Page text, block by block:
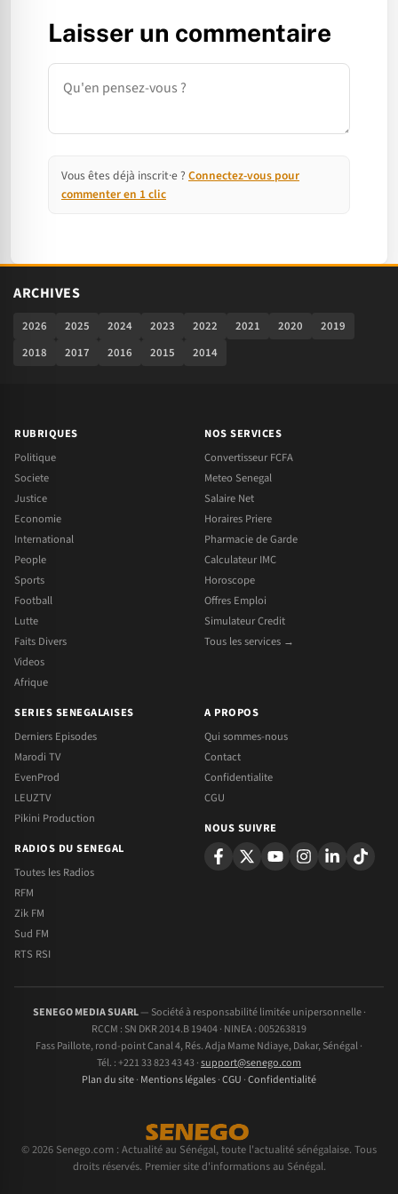
Laisser un commentaire
Commentaire
Vous êtes déjà inscrit·e ? Connectez-vous pour
commenter en 1 clic
ARCHIVES
2026 2025 2024 2023 2022 2021 2020
2019
2018
2017 2016 2015 2014
RUBRIQUES
Politique
Societe
Justice
Economie
International
People
Sports
Football
Lutte
Faits Divers
Videos
Afrique
NOS SERVICES
Convertisseur FCFA
Meteo Senegal
Salaire Net
Horaires Priere
Pharmacie de Garde
Calculateur IMC
Horoscope
Offres Emploi
Simulateur Credit
Tous les services →
SERIES SENEGALAISES
Derniers Episodes
Marodi TV
EvenProd
LEUZTV
Pikini Production
RADIOS DU SENEGAL
Toutes les Radios
RFM
Zik FM
Sud FM
RTS RSI
A PROPOS
Qui sommes-nous
Contact
Confidentialite
CGU
NOUS SUIVRE
SENEGO MEDIA SUARL— Société à responsabilité limitée unipersonnelle ·
RCCM : SN DKR 2014.B 19404 · NINEA : 005263819
Fass Paillote, rond-point Canal 4, Rés. Adja Mame Ndiaye, Dakar, Sénégal ·
Tél. : +221 33 823 43 43 ·support@senego.com
Plan du site· Mentions légales·CGU ·Confidentialité
© 2026 Senego.com : Actualité au Sénégal, toute l'actualité sénégalaise. Tous
droits réservés. Premier site d'informations au Sénégal.